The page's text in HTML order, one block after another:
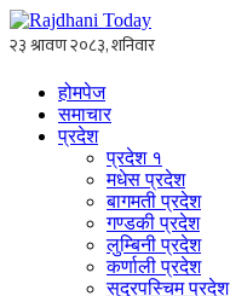
होमपेज
समाचार
प्रदेश
प्रदेश १
मधेस प्रदेश
बागमती प्रदेश
गण्डकी प्रदेश
लुम्बिनी प्रदेश
कर्णाली प्रदेश
सुदुरपस्चिम प्रदेश